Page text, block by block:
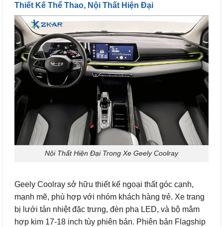
Thiết Kế Thể Thao, Nội Thất Hiện Đại
Nội Thất Hiện Đại Trong Xe Geely Coolray
Geely Coolray sở hữu thiết kế ngoại thất góc cạnh,
mạnh mẽ, phù hợp với nhóm khách hàng trẻ. Xe trang
bị lưới tản nhiệt đặc trưng, đèn pha LED, và bộ mâm
hợp kim 17-18 inch tùy phiên bản. Phiên bản Flagship